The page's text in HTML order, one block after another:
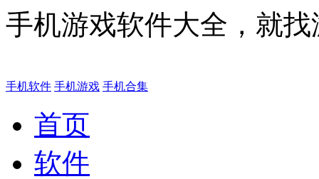
手机游戏软件大全，就
手机软件 手机游戏 手机合集
首页
软件